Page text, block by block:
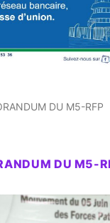
DU M5-RFP
DU M5-